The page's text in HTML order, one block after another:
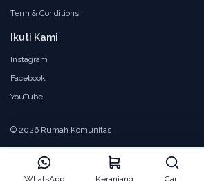
Term & Conditions
Ikuti Kami
Instagram
Facebook
YouTube
© 2026 Rumah Komunitas
WhatsApp Keranjang Cari